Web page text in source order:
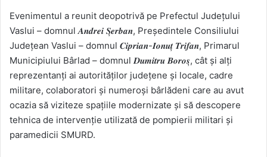
Evenimentul a reunit deopotrivă pe Prefectul Județului
Vaslui – domnul 𝑨𝒏𝒅𝒓𝒆𝒊 𝑺̦𝒆𝒓𝒃𝒂𝒏, Președintele Consiliului
Județean Vaslui – domnul 𝑪𝒊𝒑𝒓𝒊𝒂𝒏-𝑰𝒐𝒏𝒖𝒕̦ 𝑻𝒓𝒊𝒇𝒂𝒏, Primarul
Municipiului Bârlad – domnul 𝑫𝒖𝒎𝒊𝒕𝒓𝒖 𝑩𝒐𝒓𝒐𝒔̦, cât și alți
reprezentanți ai autorităților județene și locale, cadre
militare, colaboratori și numeroși bârlădeni care au avut
ocazia să viziteze spațiile modernizate și să descopere
tehnica de intervenție utilizată de pompierii militari și
paramedicii SMURD.